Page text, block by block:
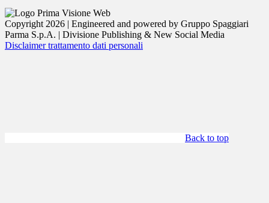
Copyright 2026 | Engineered and powered by Gruppo Spaggiari
Parma S.p.A. | Divisione Publishing & New Social Media
Disclaimer trattamento dati personali
Back to top